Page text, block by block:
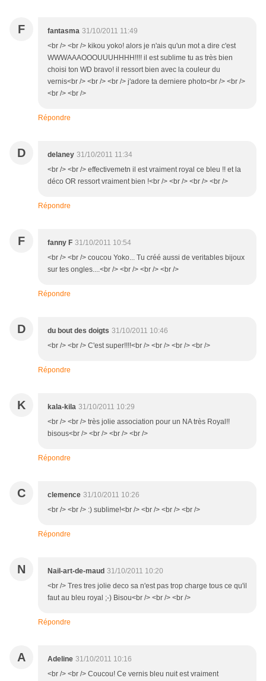
F fantasma 31/10/2011 11:49
<br /> <br /> kikou yoko! alors je n'ais qu'un mot a dire c'est
WWWAAAOOOUUUHHHH!!!! il est sublime tu as très bien
choisi ton WD bravo! il ressort bien avec la couleur du
vernis<br /> <br /> <br /> j'adore ta derniere photo<br /> <br />
<br /> <br />
Répondre
D delaney 31/10/2011 11:34
<br /> <br /> effectivemetn il est vraiment royal ce bleu !! et la
déco OR ressort vraiment bien !<br /> <br /> <br /> <br />
Répondre
F fanny F 31/10/2011 10:54
<br /> <br /> coucou Yoko... Tu créé aussi de veritables bijoux
sur tes ongles....<br /> <br /> <br /> <br />
Répondre
D du bout des doigts 31/10/2011 10:46
<br /> <br /> C'est super!!!!<br /> <br /> <br /> <br />
Répondre
K kala-kila 31/10/2011 10:29
<br /> <br /> très jolie association pour un NA très Royal!!
bisous<br /> <br /> <br /> <br />
Répondre
C clemence 31/10/2011 10:26
<br /> <br /> :) sublime!<br /> <br /> <br /> <br />
Répondre
N Nail-art-de-maud 31/10/2011 10:20
<br /> Tres tres jolie deco sa n'est pas trop charge tous ce qu'il
faut au bleu royal ;-) Bisou<br /> <br /> <br />
Répondre
A Adeline 31/10/2011 10:16
<br /> <br /> Coucou! Ce vernis bleu nuit est vraiment